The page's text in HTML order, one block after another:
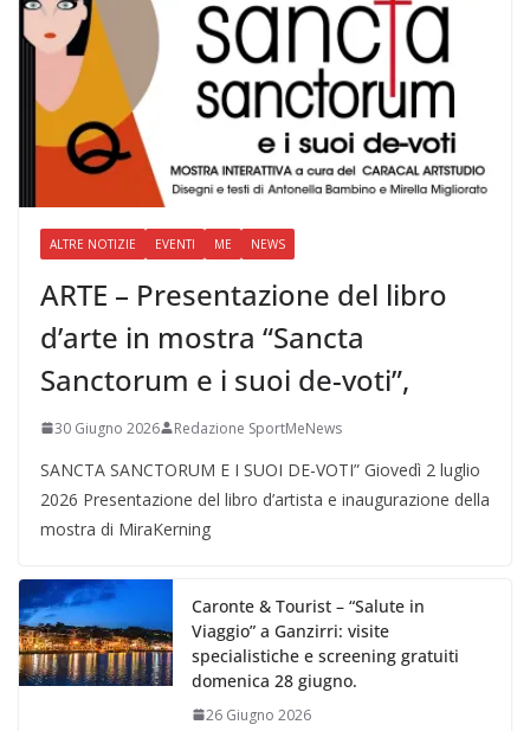
ALTRE NOTIZIE EVENTI ME NEWS
ARTE – Presentazione del libro
d’arte in mostra “Sancta
Sanctorum e i suoi de-voti”,
30 Giugno 2026 Redazione SportMeNews
SANCTA SANCTORUM E I SUOI DE-VOTI” Giovedì 2 luglio
2026 Presentazione del libro d’artista e inaugurazione della
mostra di MiraKerning
Caronte & Tourist – “Salute in
Viaggio” a Ganzirri: visite
specialistiche e screening gratuiti
domenica 28 giugno.
26 Giugno 2026